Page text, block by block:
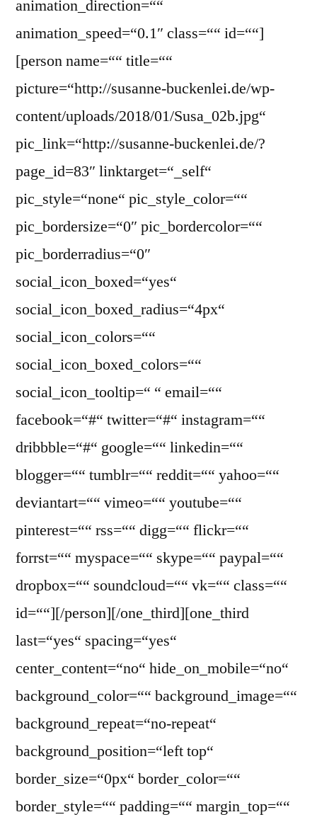
animation_direction=““
animation_speed=“0.1″ class=““ id=““]
[person name=““ title=““
picture=“http://susanne-buckenlei.de/wp-
content/uploads/2018/01/Susa_02b.jpg“
pic_link=“http://susanne-buckenlei.de/?
page_id=83″ linktarget=“_self“
pic_style=“none“ pic_style_color=““
pic_bordersize=“0″ pic_bordercolor=““
pic_borderradius=“0″
social_icon_boxed=“yes“
social_icon_boxed_radius=“4px“
social_icon_colors=““
social_icon_boxed_colors=““
social_icon_tooltip=“ “ email=““
facebook=“#“ twitter=“#“ instagram=““
dribbble=“#“ google=““ linkedin=““
blogger=““ tumblr=““ reddit=““ yahoo=““
deviantart=““ vimeo=““ youtube=““
pinterest=““ rss=““ digg=““ flickr=““
forrst=““ myspace=““ skype=““ paypal=““
dropbox=““ soundcloud=““ vk=““ class=““
id=““][/person][/one_third][one_third
last=“yes“ spacing=“yes“
center_content=“no“ hide_on_mobile=“no“
background_color=““ background_image=““
background_repeat=“no-repeat“
background_position=“left top“
border_size=“0px“ border_color=““
border_style=““ padding=““ margin_top=““